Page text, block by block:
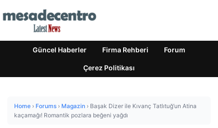
Güncel Haberler Firma Rehberi Forum
Çerez Politikası
Home › Forums › Magazin › Başak Dizer ile Kıvanç Tatlıtuğ’un Atina
kaçamağı! Romantik pozlara beğeni yağdı